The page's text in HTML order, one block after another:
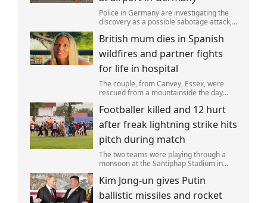
Police in Germany are investigating the
discovery as a possible sabotage attack,
British mum dies in Spanish
wildfires and partner fights
for life in hospital
The couple, from Canvey, Essex, were
rescued from a mountainside the day
critically ill in hospital.
Footballer killed and 12 hurt
after freak lightning strike hits
pitch during match
The two teams were playing through a
monsoon at the Santiphap Stadium in
struck the rain-soaked pitch.
Kim Jong-un gives Putin
ballistic missiles and rocket